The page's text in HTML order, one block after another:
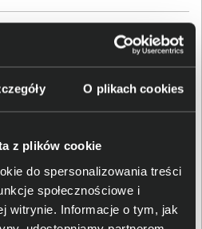
O plikach cookies
z plików cookie
do spersonalizowania treści
społecznościowe i
witrynie. Informacje o tym, jak
Producenta
fizyczne
33,6